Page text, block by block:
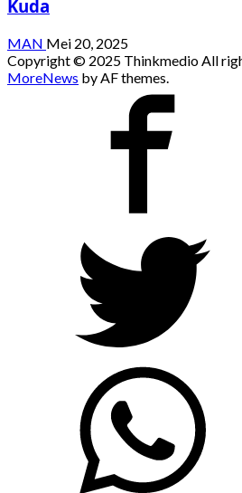
Kuda
MAN Mei 20, 2025
Copyright © 2025 Thinkmedio All
MoreNews by AF themes.